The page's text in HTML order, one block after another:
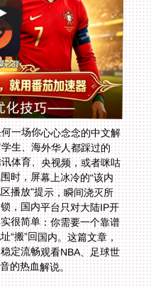
一场你心心念念的中文解
学生、海外华人都踩过的
体育、央视频，或者咪咕
时，屏幕上冰冷的“该内
播放”提示，瞬间浇灭所
，国内平台只对大陆IP开
很简单：你需要一个靠谱
“搬”回国内。这篇文章，
定流畅观看NBA、足球世
的热血解说。